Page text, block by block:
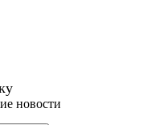
новости